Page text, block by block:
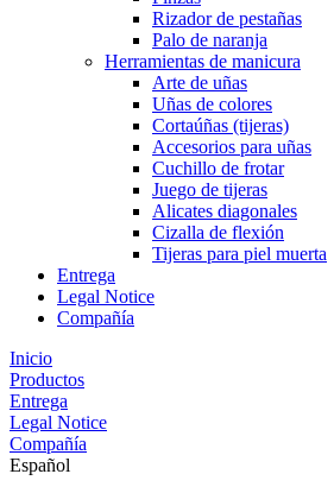
Rizador de pestañas
Palo de naranja
Herramientas de manicura
Arte de uñas
Uñas de colores
Cortaúñas (tijeras)
Accesorios para uñas
Cuchillo de frotar
Juego de tijeras
Alicates diagonales
Cizalla de flexión
Tijeras para piel muerta
Entrega
Legal Notice
Compañía
Inicio
Productos
Entrega
Legal Notice
Compañía
Español